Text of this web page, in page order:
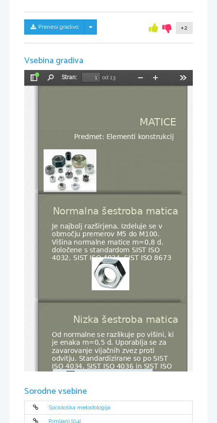
Prenesi gradivo Skrij/prikaži meni +2
Vsebina gradiva
Preklopi
Stran:
od 13
Pomanjšaj
MATICE
Predmet: Elementi konstrukcij
Normalna šestroba matica

Je najbolj razširjena. Izdeluje se v
območju premerov M5 do M100.
Višina normalne matice m=0,8 d.
določene s standardom SIST ISO
4032, SIST ISO 4034, SIST ISO 8673
Nizka šestroba matica

Od normalne se razlikuje po višini, ki
je enaka m=0,5 d. Uporablja se za
zavarovanje vijačnih zvez proti
odvitju. Standardizirane so po SIST
ISO 4034, SIST ISO 4036 in SIST ISO
8675
Sorodne vsebine
Sociološka metodologija
Rimljani [04]